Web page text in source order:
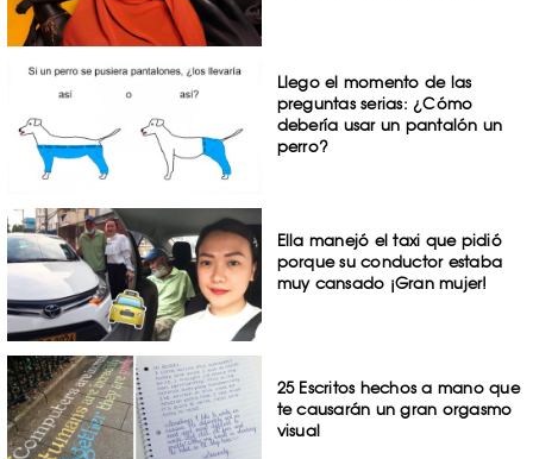
Llego el momento de las
preguntas serias: ¿Cómo
debería usar un pantalón un
perro?
Ella manejó el taxi que pidió
porque su conductor estaba
muy cansado ¡Gran mujer!
25 Escritos hechos a mano que
te causarán un gran orgasmo
visual